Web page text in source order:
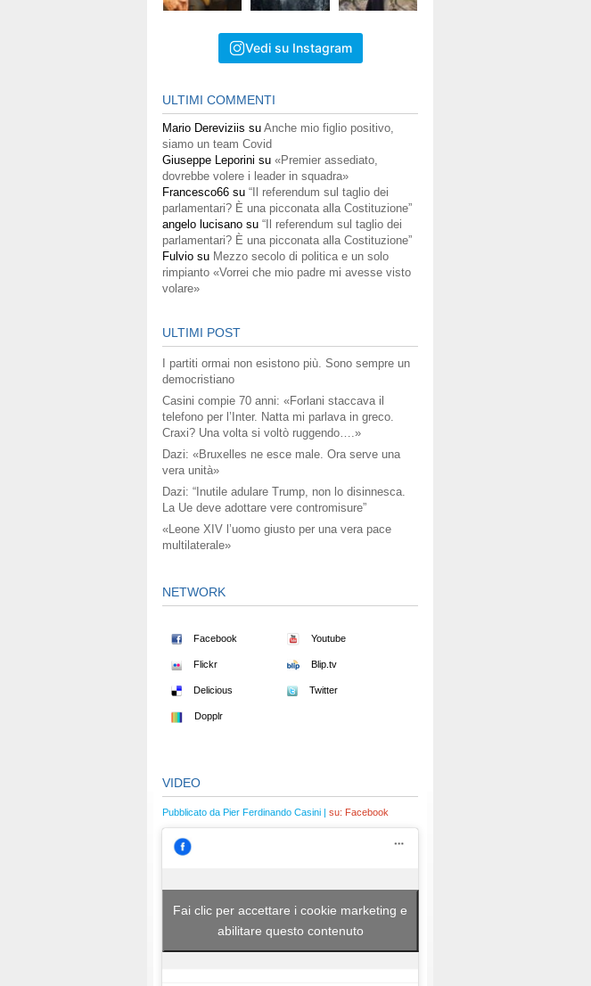
Vedi su Instagram
ULTIMI COMMENTI
Mario Dereviziis su Anche mio figlio positivo,
siamo un team Covid
Giuseppe Leporini su «Premier assediato,
dovrebbe volere i leader in squadra»
Francesco66 su “Il referendum sul taglio dei
parlamentari? È una picconata alla Costituzione”
angelo lucisano su “Il referendum sul taglio dei
parlamentari? È una picconata alla Costituzione”
Fulvio su Mezzo secolo di politica e un solo
rimpianto «Vorrei che mio padre mi avesse visto
volare»
ULTIMI POST
I partiti ormai non esistono più. Sono sempre un
democristiano
Casini compie 70 anni: «Forlani staccava il
telefono per l’Inter. Natta mi parlava in greco.
Craxi? Una volta si voltò ruggendo….»
Dazi: «Bruxelles ne esce male. Ora serve una
vera unità»
Dazi: “Inutile adulare Trump, non lo disinnesca.
La Ue deve adottare vere contromisure”
«Leone XIV l’uomo giusto per una vera pace
multilaterale»
NETWORK
Facebook Youtube
Flickr Blip.tv
Delicious Twitter
Dopplr
VIDEO
Pubblicato da Pier Ferdinando Casini | su: Facebook
Fai clic per accettare i cookie marketing e
abilitare questo contenuto